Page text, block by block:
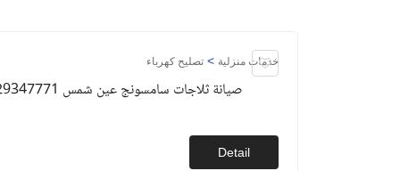
خدمات منزلية > تصليح كهرباء
صيانة ثلاجات سامسونج عين شمس 01129347771
Detail